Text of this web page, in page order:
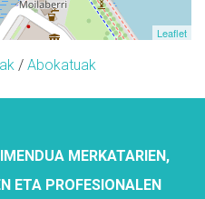
Leaflet
/ Abokatuak
MERKATARIEN,
ETA PROFESIONALEN